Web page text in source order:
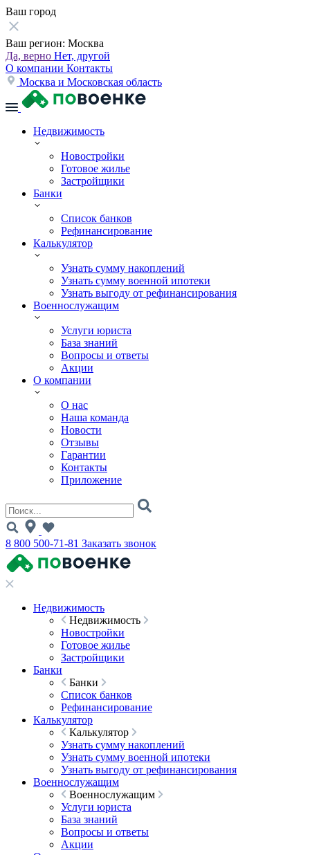
Ваш город
Ваш регион: Москва
Да, верно Нет, другой
О компании Контакты
Москва и Московская область
Недвижимость
Новостройки
Готовое жилье
Застройщики
Банки
Список банков
Рефинансирование
Калькулятор
Узнать сумму накоплений
Узнать сумму военной ипотеки
Узнать выгоду от рефинансирования
Военнослужащим
Услуги юриста
База знаний
Вопросы и ответы
Акции
О компании
О нас
Наша команда
Новости
Отзывы
Гарантии
Контакты
Приложение
8 800 500-71-81 Заказать звонок
Недвижимость
Недвижимость
Новостройки
Готовое жилье
Застройщики
Банки
Банки
Список банков
Рефинансирование
Калькулятор
Калькулятор
Узнать сумму накоплений
Узнать сумму военной ипотеки
Узнать выгоду от рефинансирования
Военнослужащим
Военнослужащим
Услуги юриста
База знаний
Вопросы и ответы
Акции